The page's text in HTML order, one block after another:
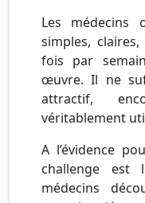
Les médecins
simples,
fois par
œuvre. Il ne
attractif,
véritablement
A l’évidence
challenge est
médecins